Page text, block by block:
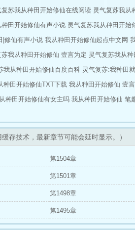
复苏我从种田开始修仙在线阅读 灵气复苏我从
田开始修仙有声小说 灵气复苏我从种田开始
|修仙有声小说 我从种田开始修仙起点中文网
苏我从种田开始修仙 壹言为定 灵气复苏我从
我从种田开始修仙百度百科 灵气复苏:我种田
种田开始修仙TXT下载 我从种田开始修仙 壹
种田开始修仙有女主吗 我从种田开始修仙 笔
缓存技术，最新章节可能会延时显示。）
第1504章
第1501章
第1498章
第1495章